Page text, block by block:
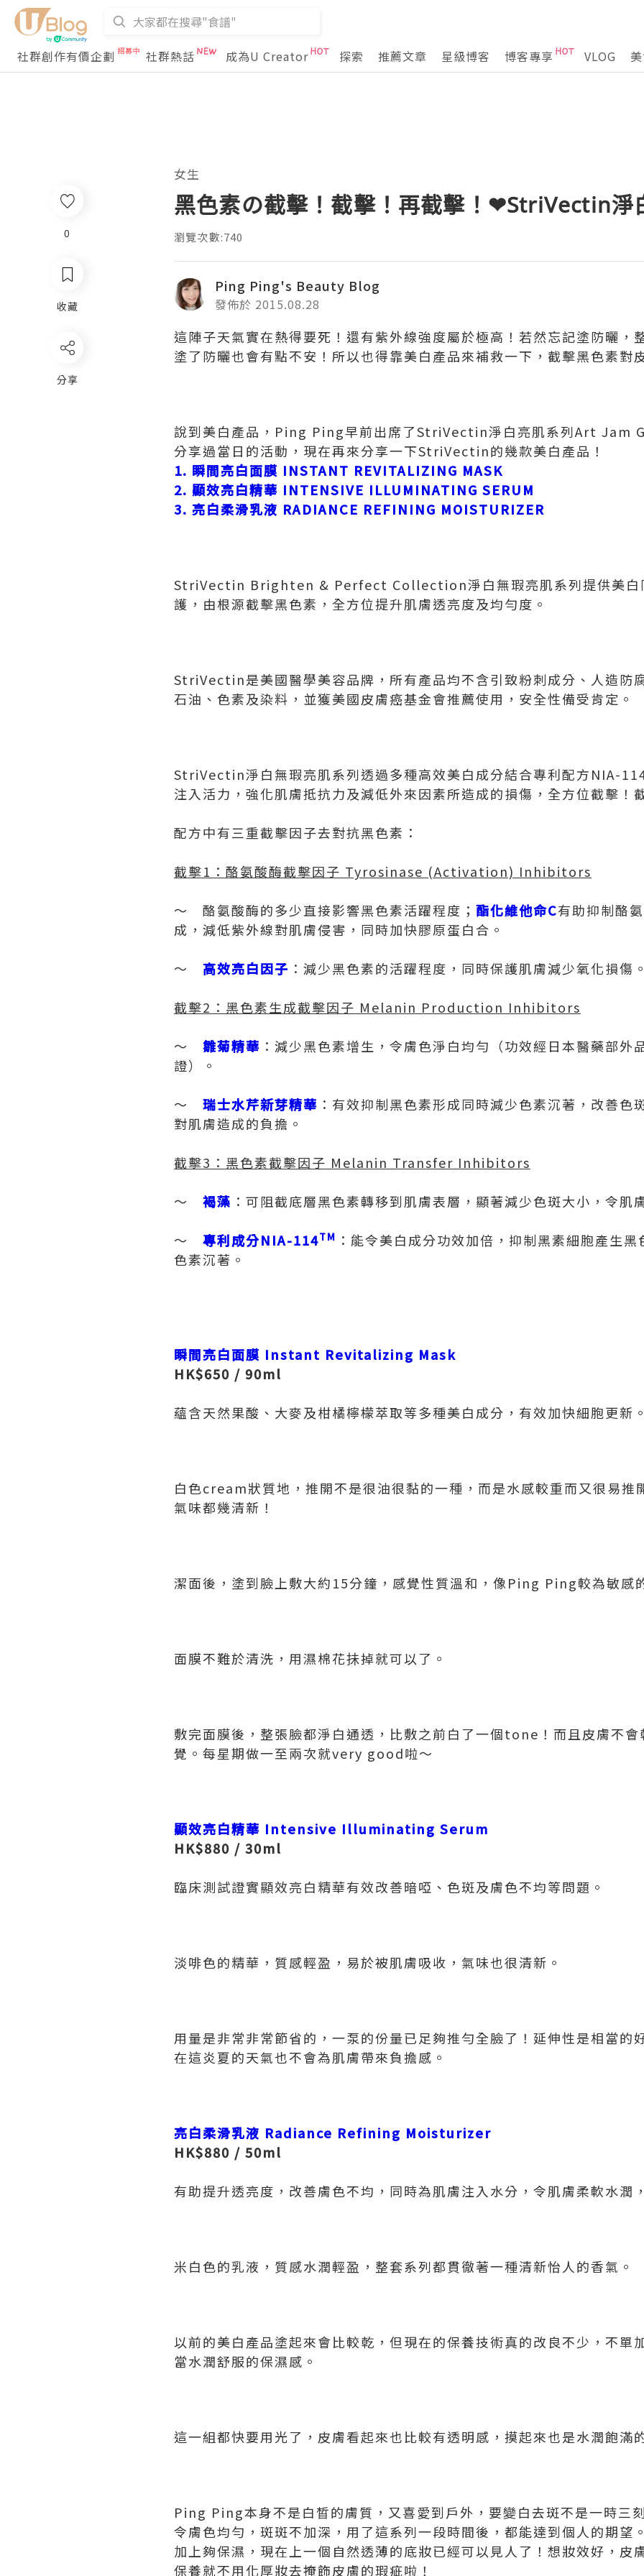
社群創作有價企劃
社群熱話 成為U Creator 探索 推薦文章 星級博客 博客專享 VLOG
0
收藏
分享
女生
黑色素の截擊！截擊！再截擊！❤StriVectin淨
瀏覽次數:740
Ping Ping's Beauty Blog
發佈於 2015.08.28
這陣子天氣實在熱得要死！還有紫外線強度屬於極高！若然忘記塗防曬，
塗了防曬也會有點不安！所以也得靠美白產品來補救一下，截擊黑色素對
說到美白產品，Ping Ping早前出席了StriVectin淨白亮肌系列Art Jam
分享過當日的活動，現在再來分享一下StriVectin的幾款美白產品！
1. 瞬間亮白面膜 INSTANT REVITALIZING MASK
2. 顯效亮白精華 INTENSIVE ILLUMINATING SERUM
3. 亮白柔滑乳液 RADIANCE REFINING MOISTURIZER
StriVectin Brighten & Perfect Collection淨白無瑕亮肌系列提供美白
護，由根源截擊黑色素，全方位提升肌膚透亮度及均勻度。
StriVectin是美國醫學美容品牌，所有產品均不含引致粉刺成分、人造防
石油、色素及染料，並獲美國皮膚癌基金會推薦使用，安全性備受肯定。
StriVectin淨白無瑕亮肌系列透過多種高效美白成分結合專利配方NIA-
注入活力，強化肌膚抵抗力及減低外來因素所造成的損傷，全方位截擊！
配方中有三重截擊因子去對抗黑色素：
截擊1 ： 酪氨酸酶截擊因子 Tyrosinase (Activation) Inhibitors
～ 酪氨酸酶的多少直接影響黑色素活躍程度； 酯化維他命C有助抑制酪
成，減低紫外線對肌膚侵害，同時加快膠原蛋白合。
～ 高效亮白因子 ：減少黑色素的活躍程度，同時保護肌膚減少氧化損傷。
截擊2 ： 黑色素生成截擊因子 Melanin Production Inhibitors
～ 雛菊精華 ：減少黑色素增生，令膚色淨白均勻（功效經日本醫藥部
證）。
～ 瑞士水芹新芽精華 ：有效抑制黑色素形成同時減少色素沉著，改善色
對肌膚造成的負擔。
截擊3 ：黑色素截擊因子 Melanin Transfer Inhibitors
～ 褐藻 ：可阻截底層黑色素轉移到肌膚表層，顯著減少色斑大小，令肌
～ 專利成分NIA-114TM ：能令美白成分功效加倍，抑制黑素細胞產生
色素沉著。
瞬間亮白面膜 Instant Revitalizing Mask
HK$650 / 90ml
蘊含天然果酸、大麥及柑橘檸檬萃取等多種美白成分，有效加快細胞更新。
白色cream狀質地，推開不是很油很黏的一種，而是水感較重而又很易推
氣味都幾清新！
潔面後，塗到臉上敷大約15分鐘，感覺性質溫和，像Ping Ping較為敏感
面膜不難於清洗，用濕棉花抺掉就可以了。
敷完面膜後，整張臉都淨白通透，比敷之前白了一個tone！而且皮膚不會
覺。每星期做一至兩次就very good啦～
顯效亮白精華 Intensive Illuminating Serum
HK$880 / 30ml
臨床測試證實顯效亮白精華有效改善暗啞、色斑及膚色不均等問題。
淡啡色的精華，質感輕盈，易於被肌膚吸收，氣味也很清新。
用量是非常非常節省的，一泵的份量已足夠推勻全臉了！延伸性是相當的
在這炎夏的天氣也不會為肌膚帶來負擔感。
亮白柔滑乳液 Radiance Refining Moisturizer
HK$880 / 50ml
有助提升透亮度，改善膚色不均，同時為肌膚注入水分，令肌膚柔軟水潤
米白色的乳液，質感水潤輕盈，整套系列都貫徹著一種清新怡人的香氣。
以前的美白產品塗起來會比較乾，但現在的保養技術真的改良不少，不單
當水潤舒服的保濕感。
這一組都快要用光了，皮膚看起來也比較有透明感，摸起來也是水潤飽滿
Ping Ping本身不是白晳的膚質，又喜愛到戶外，要變白去斑不是一時三
令膚色均勻，斑斑不加深，用了這系列一段時間後，都能達到個人的期望
加上夠保濕，現在上一個自然透薄的底妝已經可以見人了！想妝效好，皮
保養就不用化厚妝去掩飾皮膚的瑕疵啦！